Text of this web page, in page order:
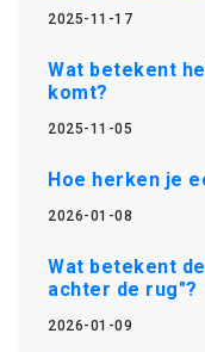
2025-11-17
Wat betekent
komt?
2025-11-05
Hoe herken je
2026-01-08
Wat betekent
achter de rug"?
2026-01-09